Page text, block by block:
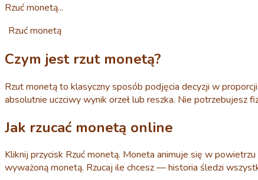
Rzuć monetą...
Rzuć monetą
Czym jest rzut monetą?
Rzut monetą to klasyczny sposób podjęcia decyzji w
absolutnie uczciwy wynik orzeł lub reszka. Nie potrzebujesz
Jak rzucać monetą online
Kliknij przycisk Rzuć monetą. Moneta animuje się w
wyważoną monetą. Rzucaj ile chcesz — historia śledzi